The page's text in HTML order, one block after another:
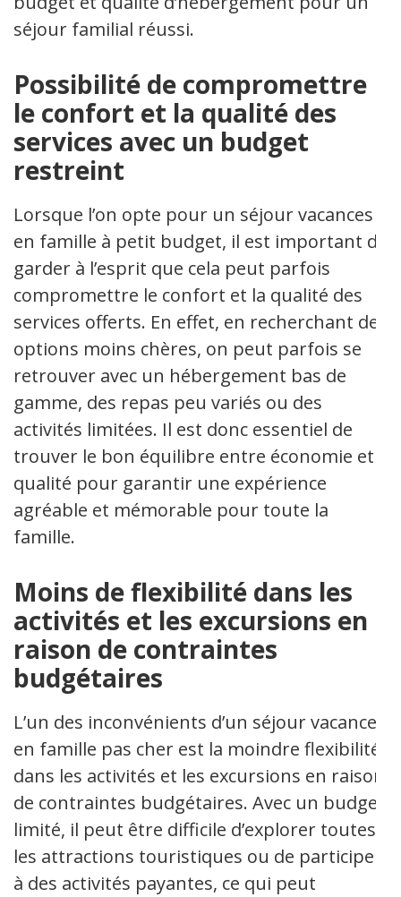
séjour familial réussi.
Possibilité de compromettre
le confort et la qualité des
services avec un budget
restreint
Lorsque l’on opte pour un séjour vacances
en famille à petit budget, il est important de
garder à l’esprit que cela peut parfois
compromettre le confort et la qualité des
services offerts. En effet, en recherchant des
options moins chères, on peut parfois se
retrouver avec un hébergement bas de
gamme, des repas peu variés ou des
activités limitées. Il est donc essentiel de
trouver le bon équilibre entre économie et
qualité pour garantir une expérience
agréable et mémorable pour toute la
famille.
Moins de flexibilité dans les
activités et les excursions en
raison de contraintes
budgétaires
L’un des inconvénients d’un séjour vacances
en famille pas cher est la moindre flexibilité
dans les activités et les excursions en raison
de contraintes budgétaires. Avec un budget
limité, il peut être difficile d’explorer toutes
les attractions touristiques ou de participer
à des activités payantes, ce qui peut